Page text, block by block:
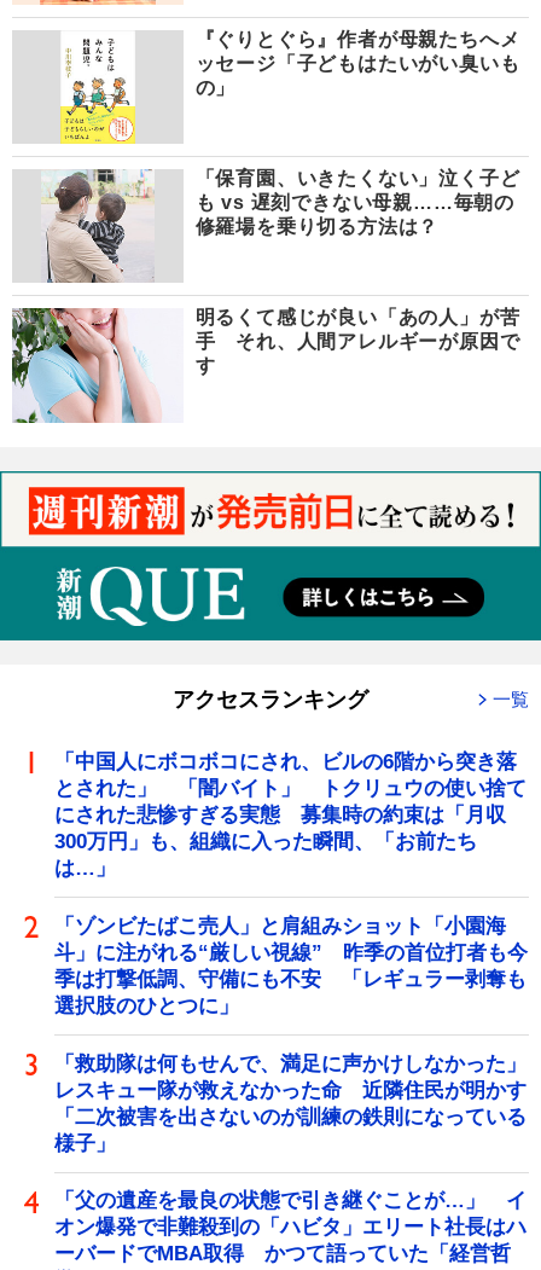
『ぐりとぐら』作者が母親たちへメ
ッセージ「子どもはたいがい臭いも
の」
「保育園、いきたくない」泣く子ど
も vs 遅刻できない母親……毎朝の
修羅場を乗り切る方法は？
明るくて感じが良い「あの人」が苦
手 それ、人間アレルギーが原因で
す
アクセスランキング 一覧
「中国人にボコボコにされ、ビルの6階から突き落
とされた」 「闇バイト」 トクリュウの使い捨て
にされた悲惨すぎる実態 募集時の約束は「月収
300万円」も、組織に入った瞬間、「お前たち
は…」
「ゾンビたばこ売人」と肩組みショット「小園海
斗」に注がれる“厳しい視線” 昨季の首位打者も今
季は打撃低調、守備にも不安 「レギュラー剥奪も
選択肢のひとつに」
「救助隊は何もせんで、満足に声かけしなかった」
レスキュー隊が救えなかった命 近隣住民が明かす
「二次被害を出さないのが訓練の鉄則になっている
様子」
「父の遺産を最良の状態で引き継ぐことが…」 イ
オン爆発で非難殺到の「ハビタ」エリート社長はハ
ーバードでMBA取得 かつて語っていた「経営哲